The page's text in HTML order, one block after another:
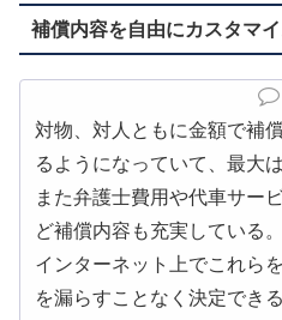
補償内容を自由にカスタマ
対物、対人ともに金額で補
るようになっていて、最大
また弁護士費用や代車サー
ど補償内容も充実している。
インターネット上でこれら
を漏らすことなく決定でき